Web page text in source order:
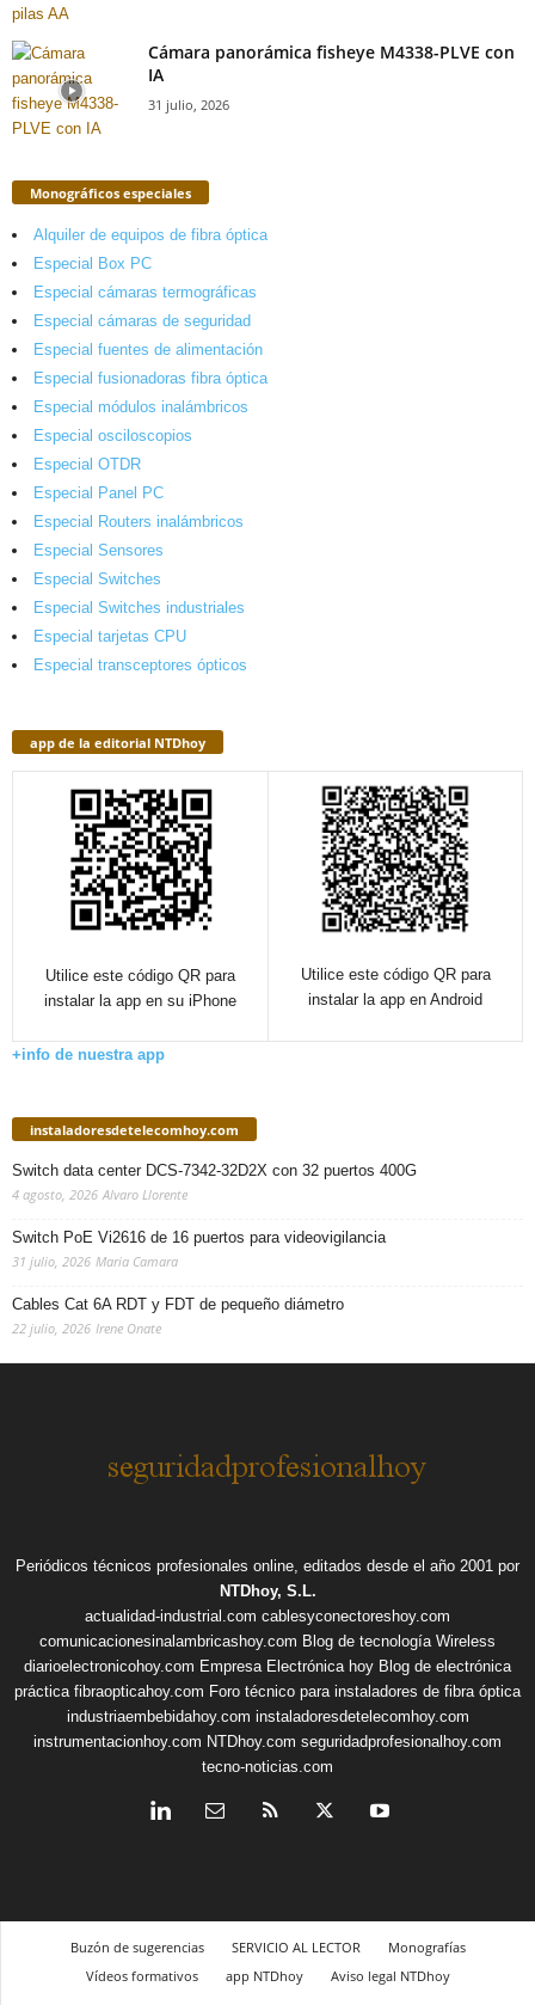
Cámara panorámica fisheye M4338-PLVE con
IA
31 julio, 2026
Monográficos especiales
Alquiler de equipos de fibra óptica
Especial Box PC
Especial cámaras termográficas
Especial cámaras de seguridad
Especial fuentes de alimentación
Especial fusionadoras fibra óptica
Especial módulos inalámbricos
Especial osciloscopios
Especial OTDR
Especial Panel PC
Especial Routers inalámbricos
Especial Sensores
Especial Switches
Especial Switches industriales
Especial tarjetas CPU
Especial transceptores ópticos
app de la editorial NTDhoy
Utilice este código QR para
instalar la app en su iPhone
Utilice este código QR para
instalar la app en Android
+info de nuestra app
instaladoresdetelecomhoy.com
Switch data center DCS-7342-32D2X con 32 puertos 400G
4 agosto, 2026 Alvaro Llorente
Switch PoE Vi2616 de 16 puertos para videovigilancia
31 julio, 2026 Maria Camara
Cables Cat 6A RDT y FDT de pequeño diámetro
22 julio, 2026 Irene Onate
Periódicos técnicos profesionales online, editados desde el año 2001 por
NTDhoy, S.L.
actualidad-industrial.com cablesyconectoreshoy.com
comunicacionesinalambricashoy.com Blog de tecnología Wireless
diarioelectronicohoy.com Empresa Electrónica hoy Blog de electrónica
práctica fibraopticahoy.com Foro técnico para instaladores de fibra óptica
industriaembebidahoy.com instaladoresdetelecomhoy.com
instrumentacionhoy.com NTDhoy.com seguridadprofesionalhoy.com
tecno-noticias.com
Buzón de sugerencias SERVICIO AL LECTOR
Monografías
Vídeos formativos
app NTDhoy
Aviso legal NTDhoy